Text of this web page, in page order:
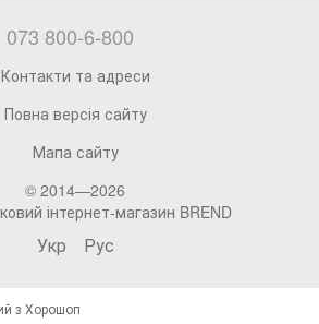
073 800-6-800
Контакти та адреси
Повна версія сайту
Мапа сайту
© 2014—2026
інтернет-магазин BREND
Укр Рус
з Хорошоп